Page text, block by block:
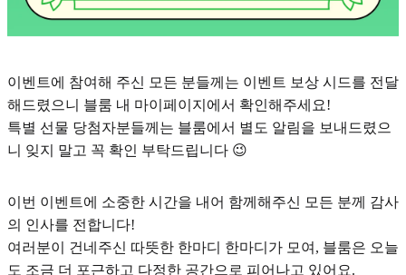
이벤트에 참여해 주신 모든 분들께는 이벤트 보상 시드를 전달
해드렸으니 블룸 내 마이페이지에서 확인해주세요!
특별 선물 당첨자분들께는 블룸에서 별도 알림을 보내드렸으
니 잊지 말고 꼭 확인 부탁드립니다 😉
이번 이벤트에 소중한 시간을 내어 함께해주신 모든 분께 감사
의 인사를 전합니다!
여러분이 건네주신 따뜻한 한마디 한마디가 모여, 블룸은 오늘
도 조금 더 포근하고 다정한 공간으로 피어나고 있어요.